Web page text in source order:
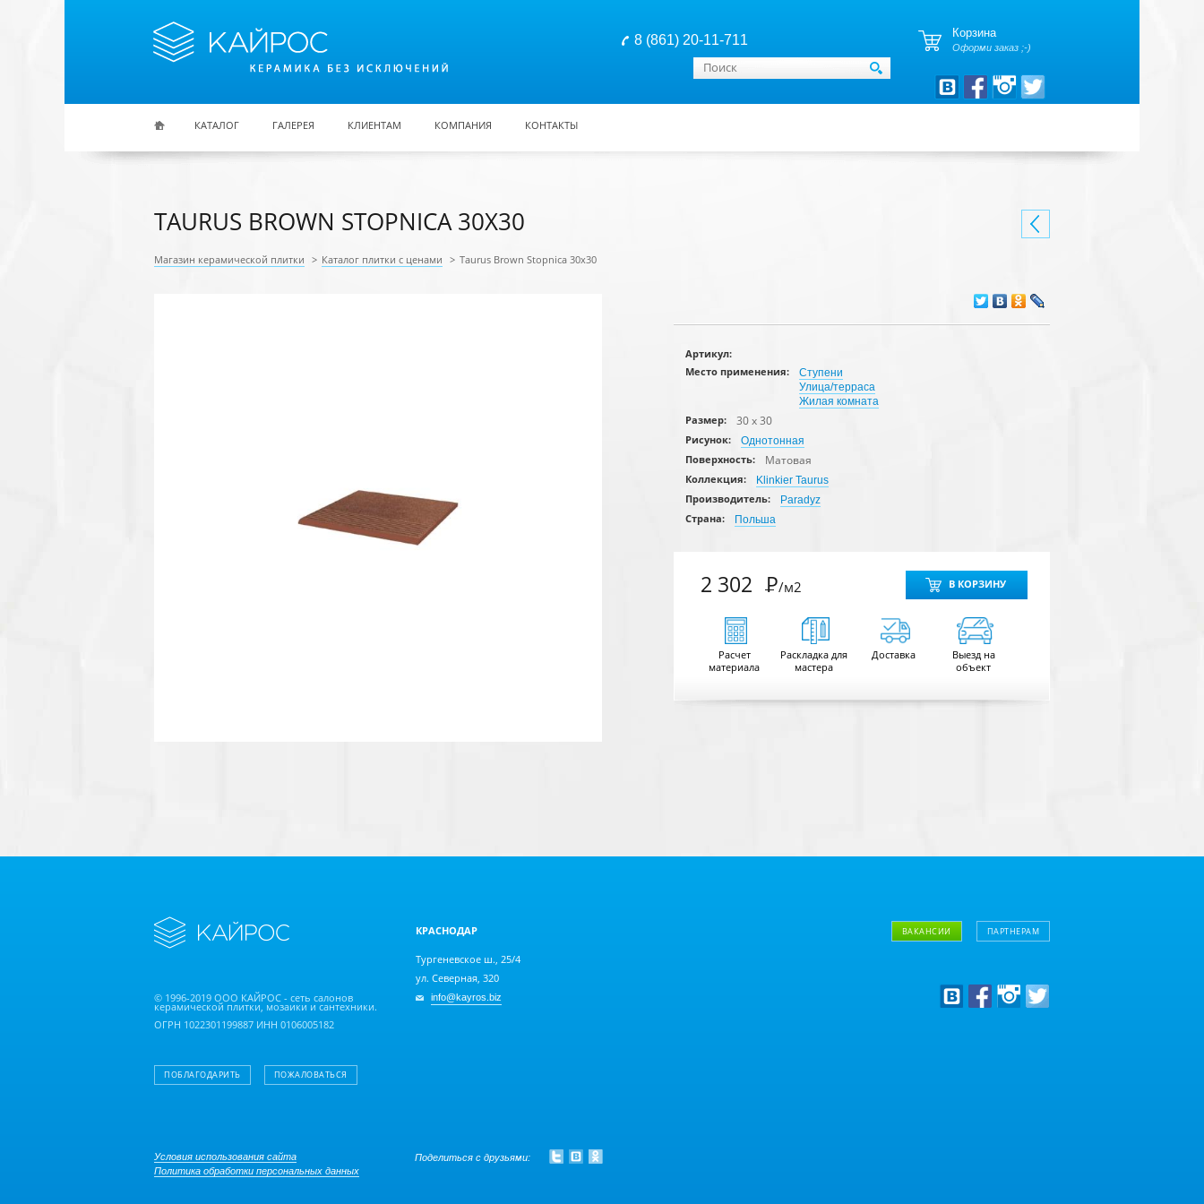
8 (861) 20-11-711 Корзина
Оформи заказ ;-)
Форма поиска
Поиск
КАТАЛОГ ГАЛЕРЕЯ КЛИЕНТАМ КОМПАНИЯ КОНТАКТЫ
TAURUS BROWN STOPNICA 30X30
Магазин керамической плитки > Каталог плитки с ценами > Taurus Brown Stopnica 30x30
Артикул:
Место применения:
Ступени
Улица/терраса
Жилая комната
Размер:
30 x 30
Рисунок:
Однотонная
Поверхность:
Матовая
Коллекция:
Klinkier Taurus
Производитель:
Paradyz
Страна:
Польша
2 302 Р/м2 В КОРЗИНУ
Расчет
материала
Раскладка для
мастера
Доставка
Выезд на
объект
© 1996-2019 ООО КАЙРОС - сеть салонов
керамической плитки, мозаики и сантехники.
ОГРН 1022301199887 ИНН 0106005182
ПОБЛАГОДАРИТЬ ПОЖАЛОВАТЬСЯ
КРАСНОДАР
Тургеневское ш., 25/4
ул. Северная, 320
info@kayros.biz
ВАКАНСИИ ПАРТНЕРАМ
Оптовым клиентам
Условия использования сайта
Политика обработки персональных данных
Поделиться с друзьями: